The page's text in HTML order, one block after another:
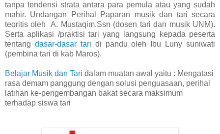
tanpa tendensi strata antara para pemula atau yang sudah
mahir. Undangan Perihal Paparan musik dan tari secara
teoritis oleh A. Mustaqim.Ssn (dosen tari dan musik UNM).
Serta aplikasi /praktisi tari yang langsung kepada peserta
tentang dasar-dasar tari di pandu oleh Ibu Luny suniwati
(pembina tari di kab Maros).
Belajar Musik dan Tari dalam muatan awal yaitu : Mengatasi
rasa demam panggung dengan solusi penguasaan, perihal
latihan ke-pengembangan bakat secara maksimum
terhadap siswa tari